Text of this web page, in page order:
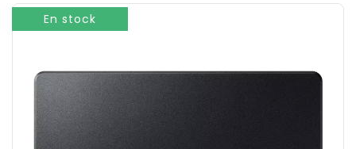
En stock